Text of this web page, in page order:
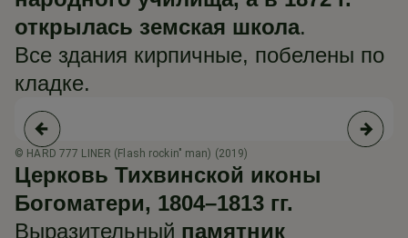
открылась земская школа.
Все здания кирпичные, побелены по
кладке.
© HARD 777 LINER (Flash rockin" man) (2019)
Церковь Тихвинской иконы
Богоматери, 1804–1813 гг.
Выразительный памятник